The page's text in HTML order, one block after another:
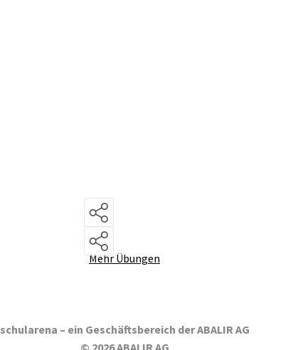
Mehr Übungen
schularena – ein Geschäftsbereich der ABALIR AG